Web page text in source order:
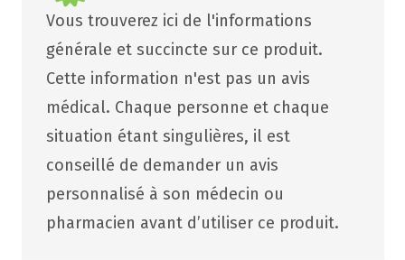
Vous trouverez ici de l'informations
générale et succincte sur ce produit.
Cette information n'est pas un avis
médical. Chaque personne et chaque
situation étant singulières, il est
conseillé de demander un avis
personnalisé à son médecin ou
pharmacien avant d’utiliser ce produit.